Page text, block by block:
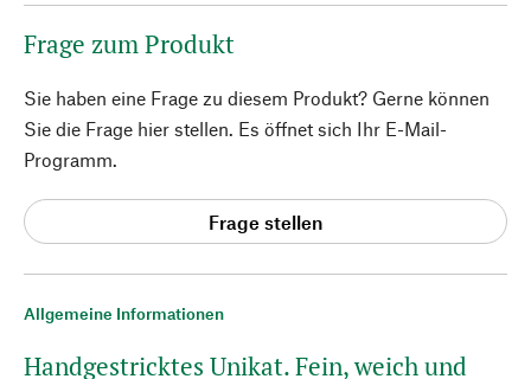
Allgemeine Informationen
Handgestricktes Unikat. Fein, weich und
Frage zum Produkt
Sie haben eine Frage zu diesem Produkt? Gerne können
Sie die Frage hier stellen. Es öffnet sich Ihr E-Mail-
Programm.
Frage stellen